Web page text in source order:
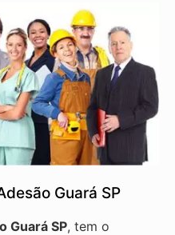
Guará SP
Guará SP, tem o